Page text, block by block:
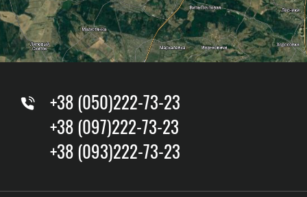
+38 (050)222-73-23
+38 (097)222-73-23
+38 (093)222-73-23